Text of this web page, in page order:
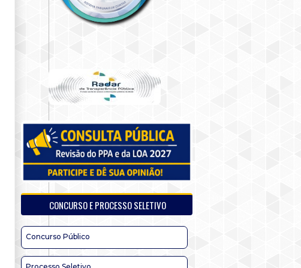
CONCURSO E PROCESSO SELETIVO
Concurso Público